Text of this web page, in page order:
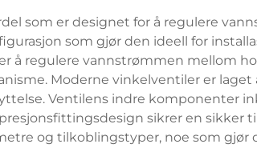
som er designet for å regulere
som gjør den ideell for
å regulere vannstrømmen mellom
Moderne vinkelventiler er
Ventilens indre komponenter
sikrer en
og tilkoblingstyper, noe som